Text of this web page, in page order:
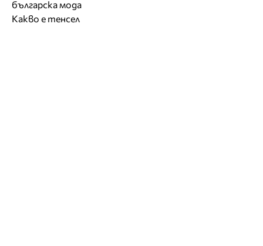
българска мода
Какво е тенсел